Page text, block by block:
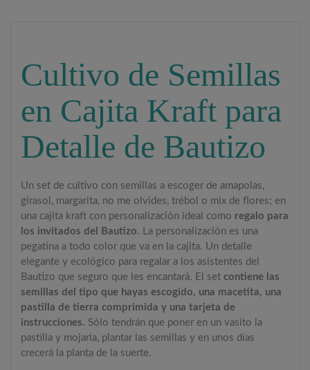
Cultivo de Semillas
en Cajita Kraft para
Detalle de Bautizo
Un set de cultivo con semillas a escoger de amapolas,
girasol, margarita, no me olvides, trébol o mix de flores; en
una cajita kraft con personalización ideal como regalo para
los invitados del Bautizo. La personalización es una
pegatina a todo color que va en la cajita. Un detalle
elegante y ecológico para regalar a los asistentes del
Bautizo que seguro que les encantará. El set contiene las
semillas del tipo que hayas escogido, una macetita, una
pastilla de tierra comprimida y una tarjeta de
instrucciones. Sólo tendrán que poner en un vasito la
pastilla y mojarla, plantar las semillas y en unos días
crecerá la planta de la suerte.